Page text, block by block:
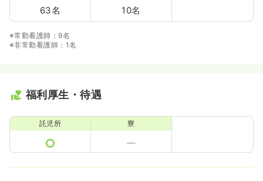
63名 10名
※常勤看護師：9名
※非常勤看護師：1名
福利厚生・待遇
託児所 寮